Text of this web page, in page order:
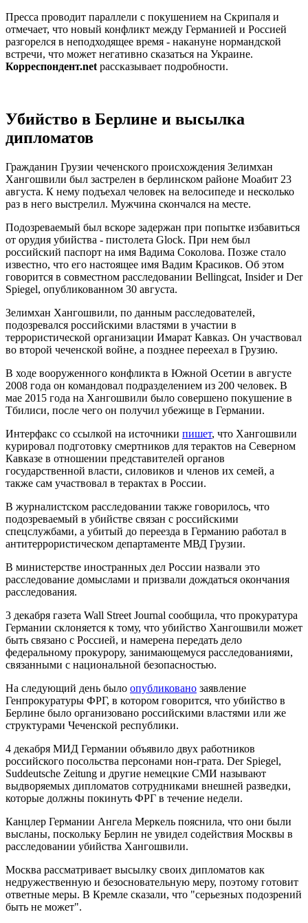
Пресса проводит параллели с покушением на Скрипаля и
отмечает, что новый конфликт между Германией и Россией
разгорелся в неподходящее время - накануне нормандской
встречи, что может негативно сказаться на Украине.
Корреспондент.net рассказывает подробности.
Убийство в Берлине и высылка
дипломатов
Гражданин Грузии чеченского происхождения Зелимхан
Хангошвили был застрелен в берлинском районе Моабит 23
августа. К нему подъехал человек на велосипеде и несколько
раз в него выстрелил. Мужчина скончался на месте.
Подозреваемый был вскоре задержан при попытке избавиться
от орудия убийства - пистолета Glock. При нем был
российский паспорт на имя Вадима Соколова. Позже стало
известно, что его настоящее имя Вадим Красиков. Об этом
говорится в совместном расследовании Bellingcat, Insider и Der
Spiegel, опубликованном 30 августа.
Зелимхан Хангошвили, по данным расследователей,
подозревался российскими властями в участии в
террористической организации Имарат Кавказ. Он участвовал
во второй чеченской войне, а позднее переехал в Грузию.
В ходе вооруженного конфликта в Южной Осетии в августе
2008 года он командовал подразделением из 200 человек. В
мае 2015 года на Хангошвили было совершено покушение в
Тбилиси, после чего он получил убежище в Германии.
Интерфакс со ссылкой на источники пишет, что Хангошвили
курировал подготовку смертников для терактов на Северном
Кавказе в отношении представителей органов
государственной власти, силовиков и членов их семей, а
также сам участвовал в терактах в России.
В журналистском расследовании также говорилось, что
подозреваемый в убийстве связан с российскими
спецслужбами, а убитый до переезда в Германию работал в
антитеррористическом департаменте МВД Грузии.
В министерстве иностранных дел России назвали это
расследование домыслами и призвали дождаться окончания
расследования.
3 декабря газета Wall Street Journal сообщила, что прокуратура
Германии склоняется к тому, что убийство Хангошвили может
быть связано с Россией, и намерена передать дело
федеральному прокурору, занимающемуся расследованиями,
связанными с национальной безопасностью.
На следующий день было опубликовано заявление
Генпрокуратуры ФРГ, в котором говорится, что убийство в
Берлине было организовано российскими властями или же
структурами Чеченской республики.
4 декабря МИД Германии объявило двух работников
российского посольства персонами нон-грата. Der Spiegel,
Suddeutsche Zeitung и другие немецкие СМИ называют
выдворяемых дипломатов сотрудниками внешней разведки,
которые должны покинуть ФРГ в течение недели.
Канцлер Германии Ангела Меркель пояснила, что они были
высланы, поскольку Берлин не увидел содействия Москвы в
расследовании убийства Хангошвили.
Москва рассматривает высылку своих дипломатов как
недружественную и безосновательную меру, поэтому готовит
ответные меры. В Кремле сказали, что "серьезных подозрений
быть не может".